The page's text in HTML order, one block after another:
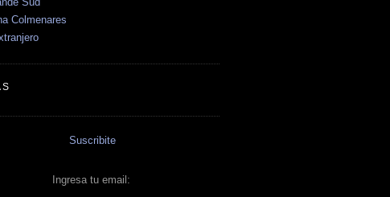
Colmenares
Suscribite
Ingresa tu email: